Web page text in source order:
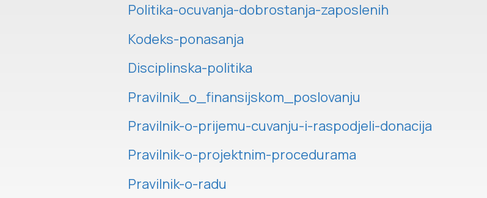
Politika-ocuvanja-dobrostanja-zaposlenih
Kodeks-ponasanja
Disciplinska-politika
Pravilnik_o_finansijskom_poslovanju
Pravilnik-o-prijemu-cuvanju-i-raspodjeli-donacija
Pravilnik-o-projektnim-procedurama
Pravilnik-o-radu